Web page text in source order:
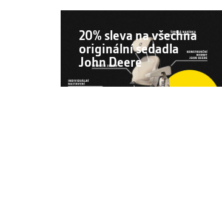
20% sleva na všechna
originální sedadla
John Deere